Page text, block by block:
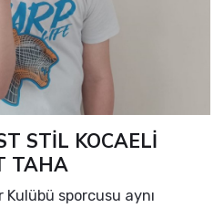
STİL KOCAELİ
TAHA
sporcusu aynı